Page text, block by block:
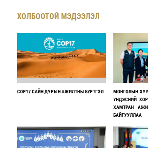
ХОЛБООТОЙ МЭДЭЭЛЭЛ
COP17 САЙН ДУРЫН АЖИЛТНЫ БҮРТГЭЛ
МОНГОЛЫН
ҮНДЭСНИЙ
ХАМТРАН
БАЙГУУЛЛАА